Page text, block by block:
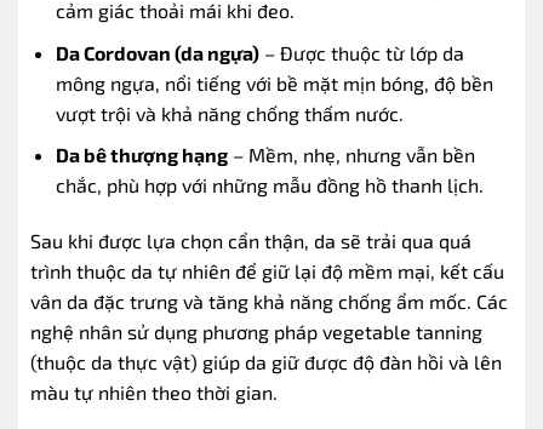
cảm giác thoải mái khi đeo.
Da Cordovan (da ngựa)– Được thuộc từ lớp da
mông ngựa, nổi tiếng với bề mặt mịn bóng, độ bền
vượt trội và khả năng chống thấm nước.
Da bê thượng hạng– Mềm, nhẹ, nhưng vẫn bền
chắc, phù hợp với những mẫu đồng hồ thanh lịch.
Sau khi được lựa chọn cẩn thận, da sẽ trải qua quá
trình thuộc da tự nhiên để giữ lại độ mềm mại, kết cấu
vân da đặc trưng và tăng khả năng chống ẩm mốc. Các
nghệ nhân sử dụng phương pháp vegetable tanning
(thuộc da thực vật) giúp da giữ được độ đàn hồi và lên
màu tự nhiên theo thời gian.